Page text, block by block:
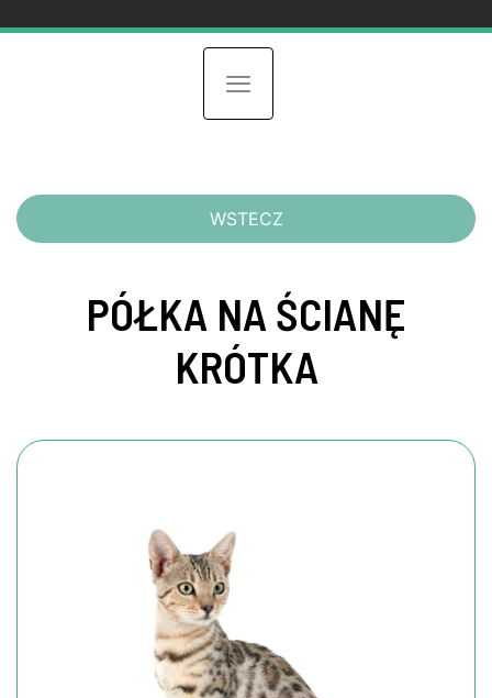
Toggle navigation
WSTECZ
PÓŁKA NA ŚCIANĘ
KRÓTKA